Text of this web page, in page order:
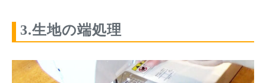
3.生地の端処理